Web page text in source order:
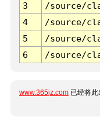
3 /source/
4
/source/
5
/source/
6
/source/
www.365jz.com 已经将